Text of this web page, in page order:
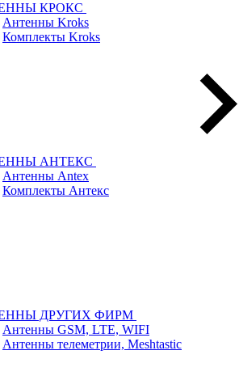
КРОКС
Антенны Kroks
Комплекты Kroks
АНТЕКС
Антенны Antex
Комплекты Антекс
ДРУГИХ ФИРМ
Антенны GSM, LTE, WIFI
Антенны телеметрии, Meshtastic